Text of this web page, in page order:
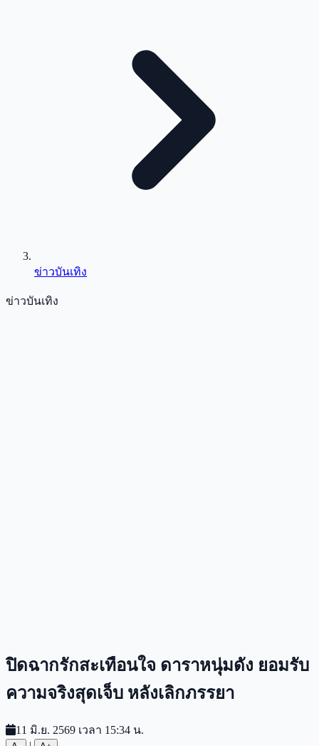
ข่าวบันเทิง
ข่าวบันเทิง
ปิดฉากรักสะเทือนใจ ดาราหนุ่มดัง ยอมรับ
ความจริงสุดเจ็บ หลังเลิกภรรยา
11 มิ.ย. 2569 เวลา 15:34 น.